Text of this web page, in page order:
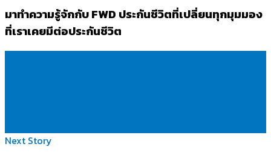
มาทำความรู้จักกับ FWD ประกันชีวิตที่เปลี่ยนทุกมุมมอง
ที่เราเคยมีต่อประกันชีวิต
Next Story